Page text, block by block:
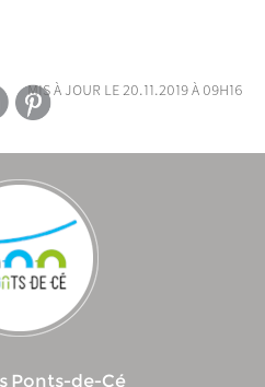
mis à jour le 20.11.2019 à 09h16
Ponts-de-Cé